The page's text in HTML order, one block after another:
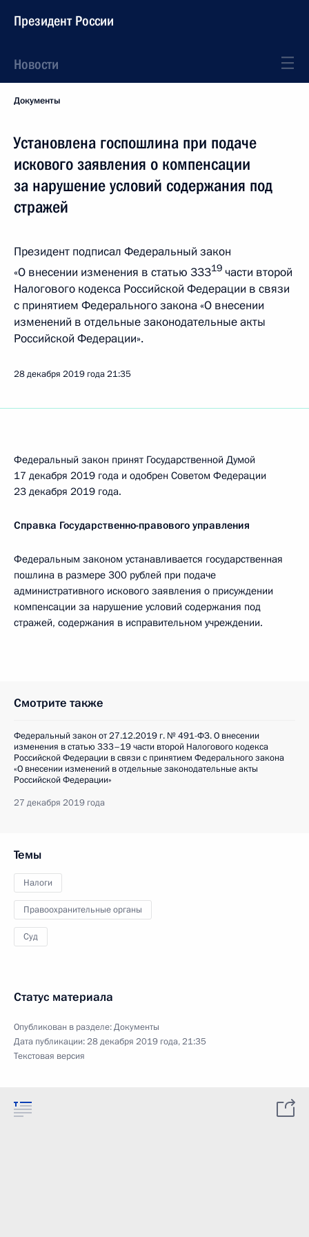
Президент России
Новости
Документы
Установлена госпошлина при подаче
искового заявления о компенсации
за нарушение условий содержания под
стражей
Президент подписал Федеральный закон
«О внесении изменения в статью 33319 части второй
Налогового кодекса Российской Федерации в связи
с принятием Федерального закона «О внесении
изменений в отдельные законодательные акты
Российской Федерации».
28 декабря 2019 года21:35
Федеральный закон принят Государственной Думой
17 декабря 2019 года и одобрен Советом Федерации
23 декабря 2019 года.
Справка Государственно-правового управления
Федеральным законом устанавливается государственная
пошлина в размере 300 рублей при подаче
административного искового заявления о присуждении
компенсации за нарушение условий содержания под
стражей, содержания в исправительном учреждении.
Смотрите также
Федеральный закон от 27.12.2019 г. № 491-ФЗ. О внесении
изменения в статью 333–19 части второй Налогового кодекса
Российской Федерации в связи с принятием Федерального закона
«О внесении изменений в отдельные законодательные акты
Российской Федерации»
27 декабря 2019 года
Темы
Налоги
Правоохранительные органы
Суд
Статус материала
Опубликован в разделе:Документы
Дата публикации:28 декабря 2019 года, 21:35
Текстовая версия